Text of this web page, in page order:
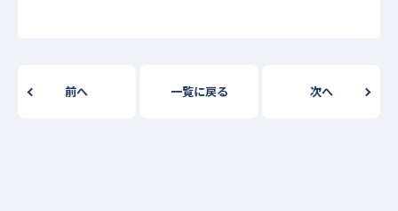
前へ 一覧に戻る 次へ